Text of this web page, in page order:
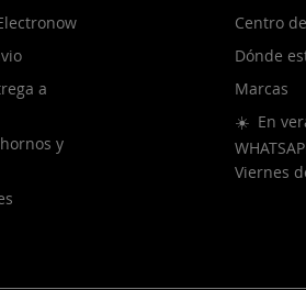
a
y
Centro
Dónde
Marcas
☀️ En
Viernes